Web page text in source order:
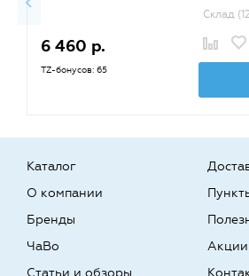
Склад
6 460 р.
TZ-бонусов: 65
Каталог
О компании
Бренды
ЧаВо
Акции